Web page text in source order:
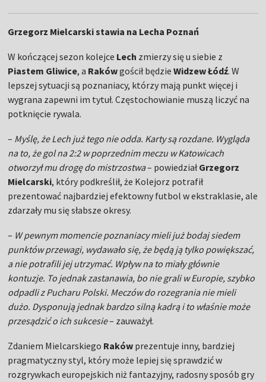
Grzegorz Mielcarski stawia na Lecha Poznań
W kończącej sezon kolejce Lech zmierzy się u siebie z
Piastem Gliwice, a Rakówgościł będzieWidzew Łódź. W
lepszej sytuacji są poznaniacy, którzy mają punkt więcej i
wygrana zapewni im tytuł. Częstochowianie muszą liczyć na
potknięcie rywala.
– Myślę, że Lech już tego nie odda. Karty są rozdane. Wygląda
na to, że gol na 2:2 w poprzednim meczu w Katowicach
otworzył mu drogę do mistrzostwa– powiedziałGrzegorz
Mielcarski, który podkreślił, że Kolejorz potrafił
prezentować najbardziej efektowny futbol w ekstraklasie, ale
zdarzały mu się słabsze okresy.
– W pewnym momencie poznaniacy mieli już bodaj siedem
punktów przewagi, wydawało się, że będą ją tylko powiększać,
a nie potrafili jej utrzymać. Wpływ na to miały głównie
kontuzje. To jednak zastanawia, bo nie grali w Europie, szybko
odpadli z Pucharu Polski. Meczów do rozegrania nie mieli
dużo. Dysponują jednak bardzo silną kadrą i to właśnie może
przesądzić o ich sukcesie– zauważył.
Zdaniem Mielcarskiego Raków prezentuje inny, bardziej
pragmatyczny styl, który może lepiej się sprawdzić w
rozgrywkach europejskich niż fantazyjny, radosny sposób gry